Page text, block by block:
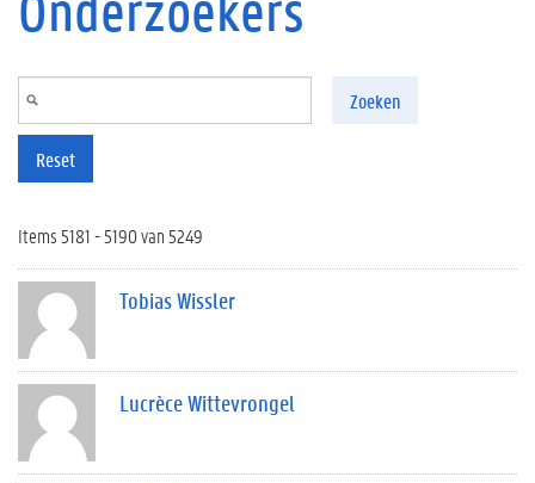
Zoeken
Reset
Items 5181 - 5190 van 5249
Tobias Wissler
Lucrèce Wittevrongel